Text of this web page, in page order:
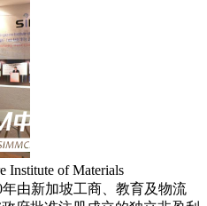
Institute of Materials
年由新加坡工商、教育及物流